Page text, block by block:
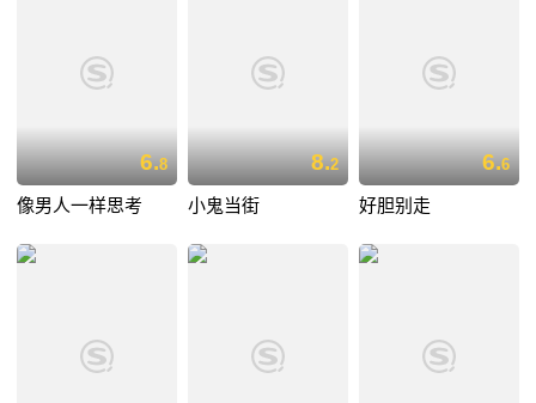
6.8
像男人一样思考
8.2
小鬼当街
6.6
好胆别走